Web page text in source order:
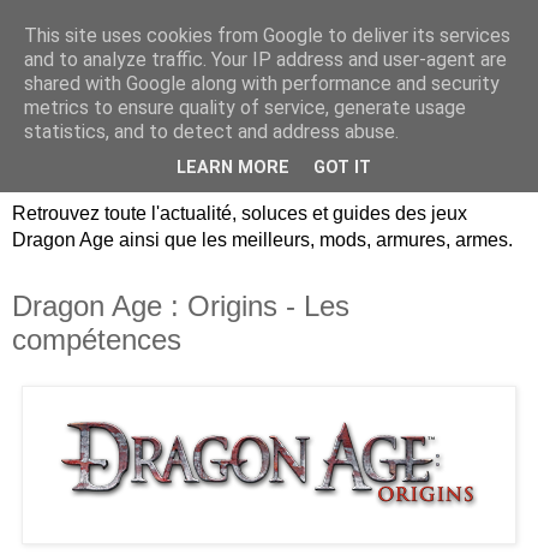
Dragon Age Univers :
Guides, soluces, infos sur
les jeux Dragon Age.
Retrouvez toute l'actualité, soluces et guides des jeux
Dragon Age ainsi que les meilleurs, mods, armures, armes.
Dragon Age : Origins - Les
compétences
This site uses cookies from Google to deliver its services
and to analyze traffic. Your IP address and user-agent are
shared with Google along with performance and security
metrics to ensure quality of service, generate usage
statistics, and to detect and address abuse.
LEARN MORE GOT IT